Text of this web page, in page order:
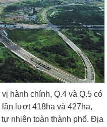
hành chính, Q.4 và Q.5 có
lượt 418ha và 427ha,
nhiên toàn thành phố. Địa